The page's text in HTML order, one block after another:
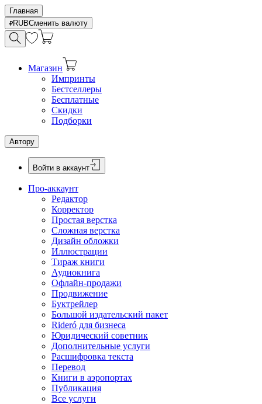
Главная
RUBСменить валюту
Магазин
Импринты
Бестселлеры
Бесплатные
Скидки
Подборки
Автору
Войти в аккаунт
Про-аккаунт
Редактор
Корректор
Простая верстка
Сложная верстка
Дизайн обложки
Иллюстрации
Тираж книги
Аудиокнига
Офлайн-продажи
Продвижение
Буктрейлер
Большой издательский пакет
Rideró для бизнеса
Юридический советник
Дополнительные услуги
Расшифровка текста
Перевод
Книги в аэропортах
Публикация
Все услуги